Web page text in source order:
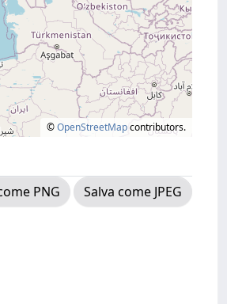
©OpenStreetMapcontributors.
PNG
Salva come JPEG